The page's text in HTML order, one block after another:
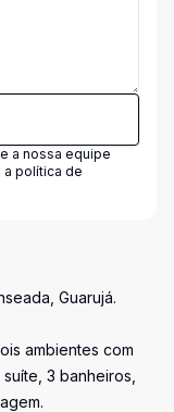
a nossa equipe
a política de
Guarujá.
ambientes com
3 banheiros,